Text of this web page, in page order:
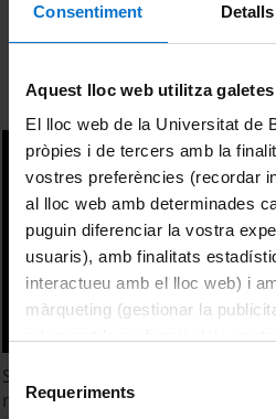
Consentiment Detalls
Aquest lloc web utilitza galetes
El lloc web de la Universitat de
pròpies i de tercers amb la
vostres preferències (recordar
al lloc web amb determinades
puguin diferenciar la vostra
usuaris), amb finalitats
interactueu amb el lloc web) i
màrqueting (gestionar la
consultar laPolítica de galetes
Selecció
de Requeriments
Sort
Synthesis and study of new
magnetic properties